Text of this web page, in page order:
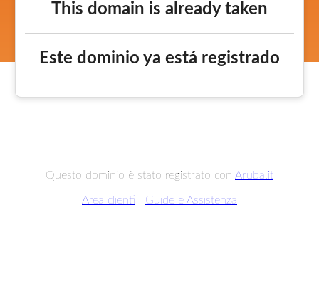
This domain is already taken
Este dominio ya está registrado
Questo dominio è stato registrato con Aruba.it
Area clienti Guide e Assistenza